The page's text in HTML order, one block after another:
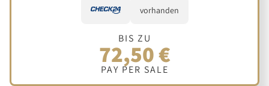
vorhanden
BIS ZU
72,50 €
PAY PER SALE